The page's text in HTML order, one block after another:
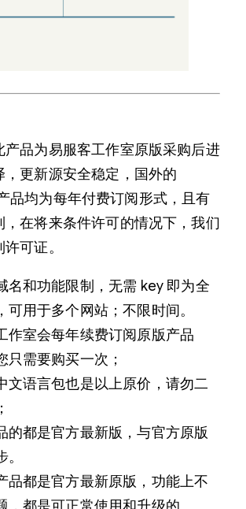
产品为易服客工作室原版采购后进
，更新源安全稳定，国外的
品均为每年付费订阅形式，且有
，在将来条件许可的情况下，我们
可证。
名和功能限制，无需 key 即为全
可用于多个网站；不限时间。
作室会每年续费订阅原版产品
只需要购买一次；
文语言包也是以上原价，请勿二
的都是官方最新版，与官方原版
品都是官方最新原版，功能上不
，都是可正常使用和升级的。